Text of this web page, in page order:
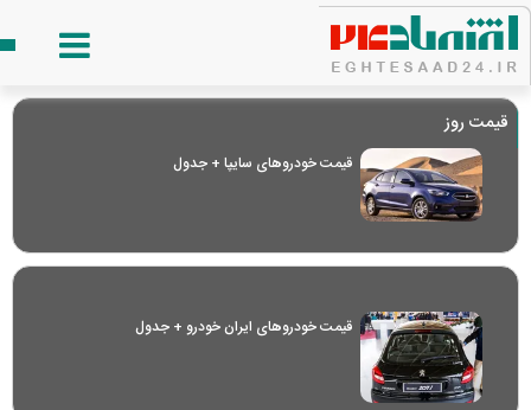
قیمت روز
قیمت خودرو‌های سایپا + جدول
قیمت خودرو‌های ایران خودرو + جدول